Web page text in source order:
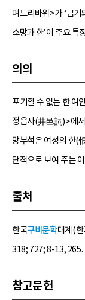
며느리바위>가 ‘금기
소망과 한’이 주요 특
의의
포기할 수 없는 한 여
정읍사(井邑詞)>에
망부석은 여성의 한(
단적으로 보여 주는
출처
한국구비문학대계(
318; 727; 8-13, 265.
참고문헌